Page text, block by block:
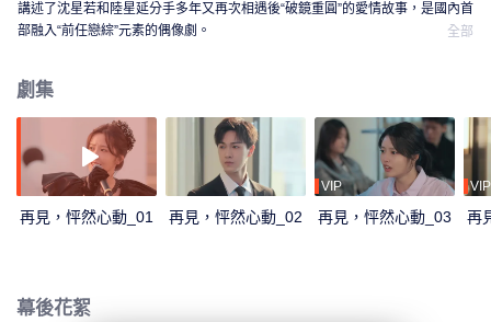
講述了沈星若和陸星延分手多年又再次相遇後“破鏡重圓”的愛情故事，是國內首
部融入“前任戀綜”元素的偶像劇。
全部
劇集
再見，怦然心動_01 再見，怦然心動_02
VIP
再見，怦然心動_03
VIP
再
幕後花絮